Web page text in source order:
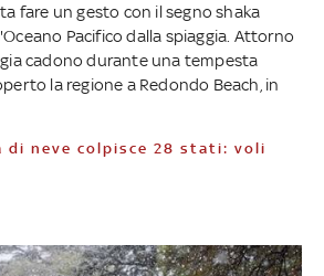
fare un gesto con il segno shaka
Pacifico dalla spiaggia. Attorno
cadono durante una tempesta
la regione a Redondo Beach, in